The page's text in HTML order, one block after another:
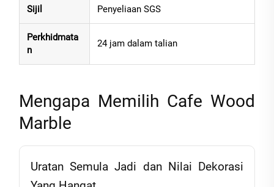
Sijil Penyeliaan SGS
Perkhidmata
n
24 jam dalam talian
Mengapa Memilih Cafe Wood
Marble
Uratan Semula Jadi dan Nilai Dekorasi